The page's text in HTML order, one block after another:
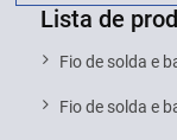
Lista de
Fio de solda e
Fio de solda e